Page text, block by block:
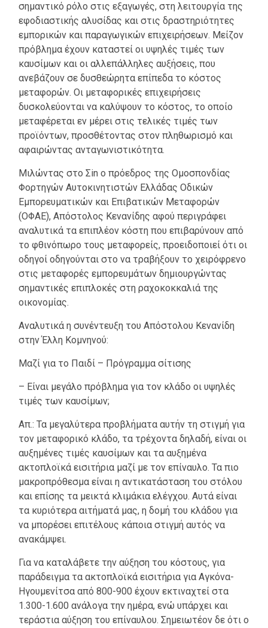
σημαντικό ρόλο στις εξαγωγές, στη λειτουργία της
εφοδιαστικής αλυσίδας και στις δραστηριότητες
εμπορικών και παραγωγικών επιχειρήσεων. Μείζον
πρόβλημα έχουν καταστεί οι υψηλές τιμές των
καυσίμων και οι αλλεπάλληλες αυξήσεις, που
ανεβάζουν σε δυσθεώρητα επίπεδα το κόστος
μεταφορών. Οι μεταφορικές επιχειρήσεις
δυσκολεύονται να καλύψουν το κόστος, το οποίο
μεταφέρεται εν μέρει στις τελικές τιμές των
προϊόντων, προσθέτοντας στον πληθωρισμό και
αφαιρώντας ανταγωνιστικότητα.
Μιλώντας στο Σin ο πρόεδρος της Ομοσπονδίας
Φορτηγών Αυτοκινητιστών Ελλάδας Οδικών
Εμπορευματικών και Επιβατικών Μεταφορών
(ΟΦΑΕ), Απόστολος Κενανίδης αφού περιγράφει
αναλυτικά τα επιπλέον κόστη που επιβαρύνουν από
το φθινόπωρο τους μεταφορείς, προειδοποιεί ότι οι
οδηγοί οδηγούνται στο να τραβήξουν το χειρόφρενο
στις μεταφορές εμπορευμάτων δημιουργώντας
σημαντικές επιπλοκές στη ραχοκοκκαλιά της
οικονομίας.
Αναλυτικά η συνέντευξη του Απόστολου Κενανίδη
στην Έλλη Κομνηνού:
Μαζί για το Παιδί – Πρόγραμμα σίτισης
– Είναι μεγάλο πρόβλημα για τον κλάδο οι υψηλές
τιμές των καυσίμων;
Απ.: Τα μεγαλύτερα προβλήματα αυτήν τη στιγμή για
τον μεταφορικό κλάδο, τα τρέχοντα δηλαδή, είναι οι
αυξημένες τιμές καυσίμων και τα αυξημένα
ακτοπλοϊκά εισιτήρια μαζί με τον επίναυλο. Τα πιο
μακροπρόθεσμα είναι η αντικατάσταση του στόλου
και επίσης τα μεικτά κλιμάκια ελέγχου. Αυτά είναι
τα κυριότερα αιτήματά μας, η δομή του κλάδου για
να μπορέσει επιτέλους κάποια στιγμή αυτός να
ανακάμψει.
Για να καταλάβετε την αύξηση του κόστους, για
παράδειγμα τα ακτοπλοϊκά εισιτήρια για Αγκόνα-
Ηγουμενίτσα από 800-900 έχουν εκτιναχτεί στα
1.300-1.600 ανάλογα την ημέρα, ενώ υπάρχει και
τεράστια αύξηση του επίναυλου. Σημειωτέον δε ότι ο